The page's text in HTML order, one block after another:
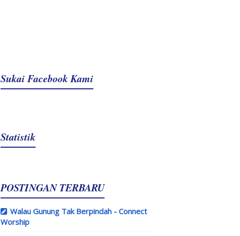
Sukai Facebook Kami
Statistik
POSTINGAN TERBARU
Walau Gunung Tak Berpindah - Connect
Worship